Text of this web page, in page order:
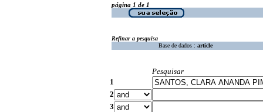
página 1 de 1
Refinar a pesquisa
Base de dados : article
Pesquisar
1
2
3